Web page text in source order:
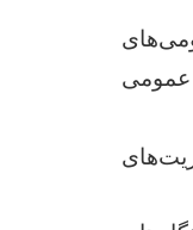
روابط عمومی